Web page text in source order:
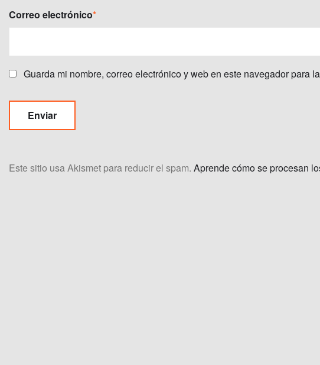
Correo electrónico*
Guarda mi nombre, correo electrónico y web en este navegador para
Este sitio usa Akismet para reducir el spam. Aprende cómo se procesan